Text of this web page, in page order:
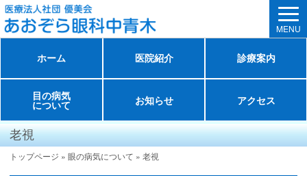
MENU
ホーム 医院紹介 診療案内
目の病気
について お知らせ アクセス
老視
トップページ » 眼の病気について » 老視